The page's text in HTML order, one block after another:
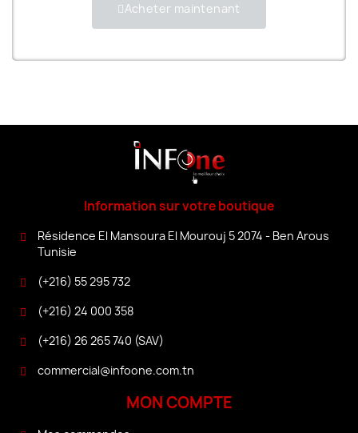
Acheter maintenant
Information sur votre boutique
Résidence El Mansoura El Mourouj 5 2074 - Ben Arous
Tunisie
(+216) 55 295 732
(+216) 24 000 358
(+216) 26 265 740 (SAV)
commercial@infoone.com.tn
MON COMPTE